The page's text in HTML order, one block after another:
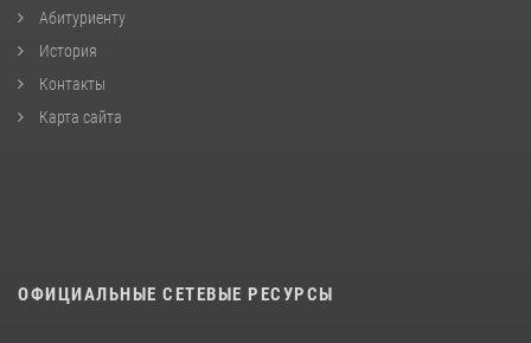
Абитуриенту
История
Контакты
Карта сайта
ОФИЦИАЛЬНЫЕ СЕТЕВЫЕ РЕСУРСЫ